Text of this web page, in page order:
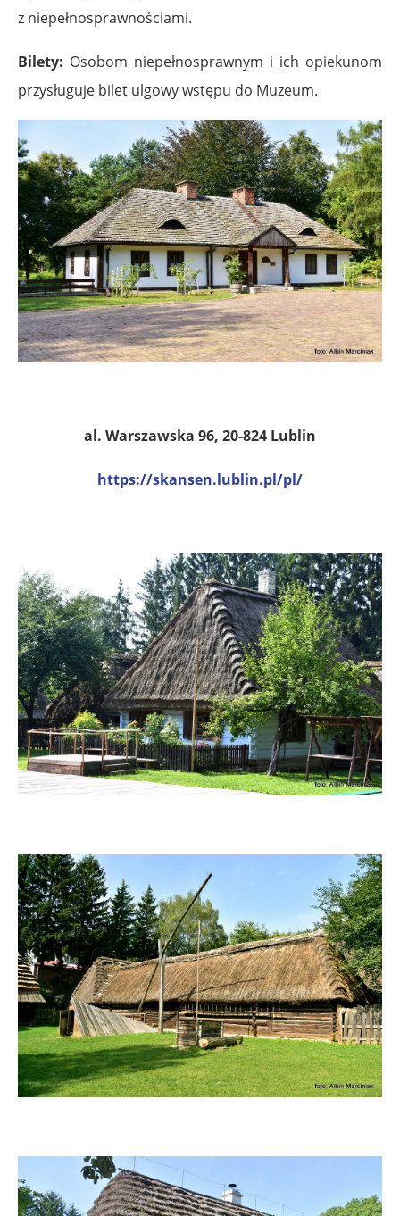
z niepełnosprawnościami.
Bilety: Osobom niepełnosprawnym i ich opiekunom
przysługuje bilet ulgowy wstępu do Muzeum.
al. Warszawska 96, 20-824 Lublin
https://skansen.lublin.pl/pl/